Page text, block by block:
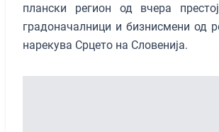
плански регион од вчера
градоначалници и бизнисмени од
нарекува Срцето на Словенија.